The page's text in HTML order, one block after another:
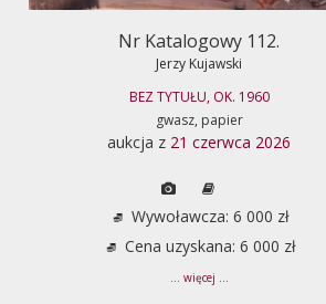
Nr Katalogowy 112.
Jerzy Kujawski
BEZ TYTUŁU, OK. 1960
gwasz, papier
aukcja z 21 czerwca 2026
Wywoławcza: 6 000 zł
Cena uzyskana: 6 000 zł
... więcej ...